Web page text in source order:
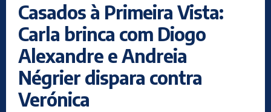
Casados à Primeira Vista:
Carla brinca com Diogo
Alexandre e Andreia
Négrier dispara contra
Verónica